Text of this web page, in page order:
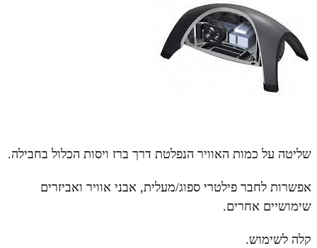
שליטה על כמות האוויר הנפלטת דרך ברז ויסות הכלול בחבילה.
אפשרות לחבר פילטרי ספוג/מעלית, אבני אוויר ואביזרים
שימושיים אחרים.
קלה לשימוש.